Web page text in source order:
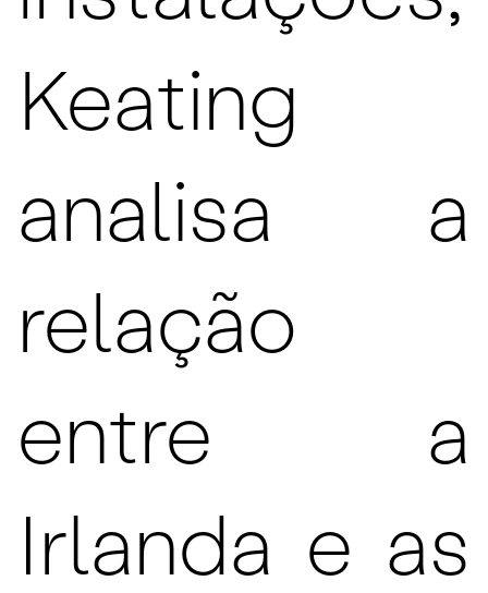
Keating
analisa a
relação
entre a
Irlanda e as